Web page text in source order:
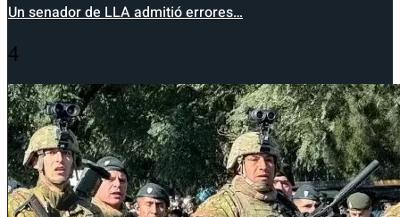
Un senador de LLA admitió errores…
4